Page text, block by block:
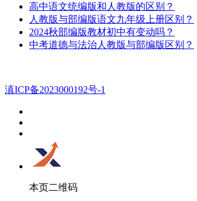
高中语文统编版和人教版的区别？
人教版与部编版语文九年级上册区别？
2024秋部编版教材初中有变动吗？
中考道德与法治人教版与部编版区别？
滇ICP备2023000192号-1
本页二维码